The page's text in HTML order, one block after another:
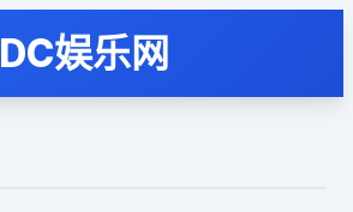
DC娱乐网